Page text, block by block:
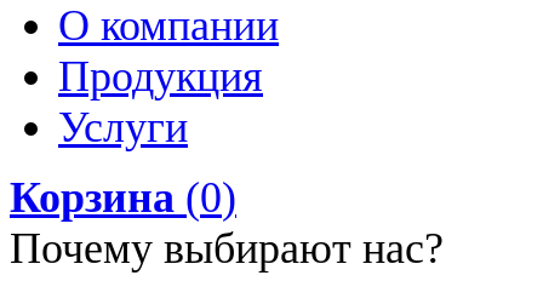
О компании
Продукция
Услуги
Корзина (0)
Почему выбирают нас?